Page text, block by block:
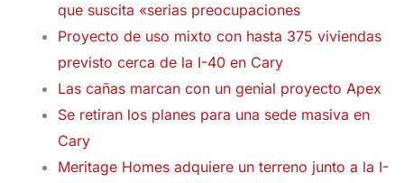
que suscita «serias preocupaciones
Proyecto de uso mixto con hasta 375 viviendas
previsto cerca de la I-40 en Cary
Las cañas marcan con un genial proyecto Apex
Se retiran los planes para una sede masiva en
Cary
Meritage Homes adquiere un terreno junto a la I-